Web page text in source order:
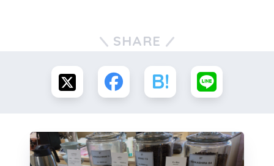
SHARE